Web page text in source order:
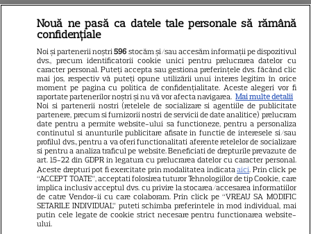
29
soțul Laurei Cosoi. Afaceri,
vârstă și povestea de iubire
care durează de peste 10 ani
4
VEDETE ROMÂNEŞTI
Cezar Ouatu a devenit tată
pentru prima dată la 46 de ani.
Ce nume deosebit a ales
pentru fetița lui
Nouă ne pasă ca datele tale personale să rămână
confidențiale
Noi și partenerii noștri596 stocăm și/sau accesăm informații pe dispozitivul
dvs., precum identificatorii cookie unici pentru prelucrarea datelor cu
caracter personal. Puteți accepta sau gestiona preferințele dvs. făcând clic
mai jos, respectiv vă puteți opune utilizării unui interes legitim în orice
moment pe pagina cu politica de confidențialitate. Aceste alegeri vor fi
raportate partenerilor noștri și nu vă vor afecta navigarea. Mai multe detalii
Noi si partenerii nostri (retelele de socializare si agentiile de publicitate
partenere, precum si furnizorii nostri de servicii de date analitice) prelucram
date pentru a permite website-ului sa functioneze, pentru a personaliza
continutul si anunturile publicitare afisate in functie de interesele si/sau
profilul dvs., pentru a va oferi functionalitati aferente retelelor de socializare
si pentru a analiza traficul pe website. Beneficiati de drepturile prevazute de
art. 15-22 din GDPR in legatura cu prelucrarea datelor cu caracter personal.
Aceste drepturi pot fi exercitate prin modalitatea indicataaici. Prin click pe
“ACCEPT TOATE”, acceptati folosirea tuturor Tehnologiilor de tip Cookie, care
implica inclusiv acceptul dvs. cu privire la stocarea/accesarea informatiilor
de catre Vendor-ii cu care colaboram. Prin click pe “VREAU SA MODIFIC
SETARILE INDIVIDUAL” puteti schimba preferintele in mod individual, mai
putin cele legate de cookie strict necesare pentru functionarea website-
ului.